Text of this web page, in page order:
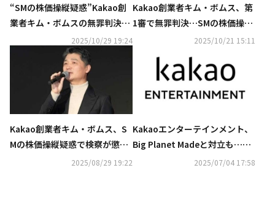
“SMの株価操縦疑惑”Kakao創
業者キム・ボムスの無罪判決に
不服…検察が控訴2025/10/29 19:24
Kakao創業者キム・ボムス、第
1審で無罪判決…SMの株価操縦
2025/10/21 15:11
Kakao創業者キム・ボムス、S
Mの株価操縦疑惑で検察が懲役
2025/08/29 19:22
Kakaoエンターテインメント、
Big Planet Madeと対立も…音
源流通の手数料疑惑が嫌疑なし
2025/07/04 17:58